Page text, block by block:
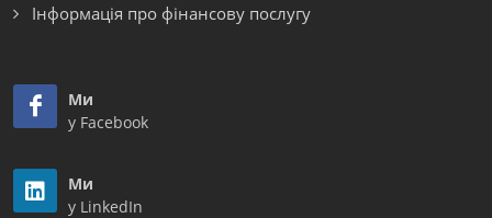
Інформація про фінансову послугу
Ми
у Facebook
Ми
у LinkedIn